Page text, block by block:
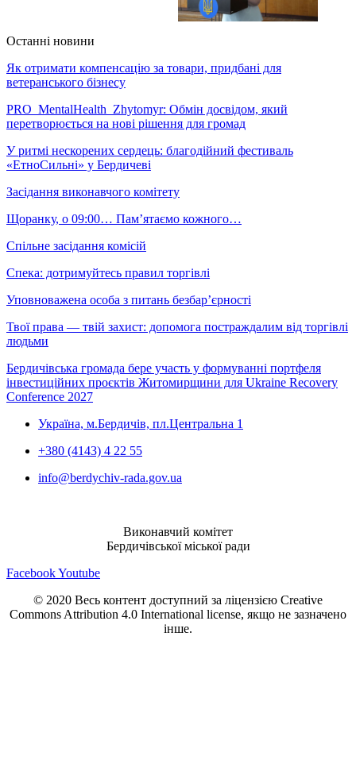
Останні новини
Як отримати компенсацію за товари, придбані для
ветеранського бізнесу
PRO_MentalHealth_Zhytomyr: Обмін досвідом, який
перетворюється на нові рішення для громад
У ритмі нескорених сердець: благодійний фестиваль
«ЕтноСильні» у Бердичеві
Засідання виконавчого комітету
Щоранку, о 09:00… Пам’ятаємо кожного…
Спільне засідання комісій
Спека: дотримуйтесь правил торгівлі
Уповноважена особа з питань безбар’єрності
Твої права — твій захист: допомога постраждалим від торгівлі
людьми
Бердичівська громада бере участь у формуванні портфеля
інвестиційних проєктів Житомирщини для Ukraine Recovery
Conference 2027
Україна, м.Бердичів, пл.Центральна 1
+380 (4143) 4 22 55
info@berdychiv-rada.gov.ua
Виконавчий комітет
Бердичівської міської ради
FacebookYoutube
© 2020 Весь контент доступний за ліцензією Creative
Commons Attribution 4.0 International license, якщо не зазначено
інше.